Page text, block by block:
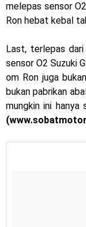
MotoGP
Ngabuburide
Impresi
melepas sensor
Ron hebat kebal
Last, terlepas
sensor O2 Suzuki
om Ron juga
bukan pabrikan
mungkin ini hanya